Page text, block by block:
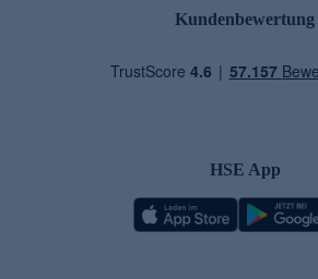
Kundenbewertung
HSE App